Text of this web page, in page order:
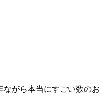
ながら本当にすごい数のお